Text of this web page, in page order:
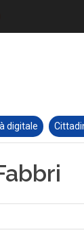
digitale